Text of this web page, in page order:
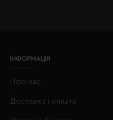
ІНФОРМАЦІЯ
Про нас
Доставка і оплата